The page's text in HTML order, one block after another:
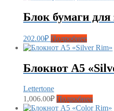
Блок бумаги для
202.00₽ Подробнее
Блокнот А5
Lettertone
1,006.00₽ Подробнее